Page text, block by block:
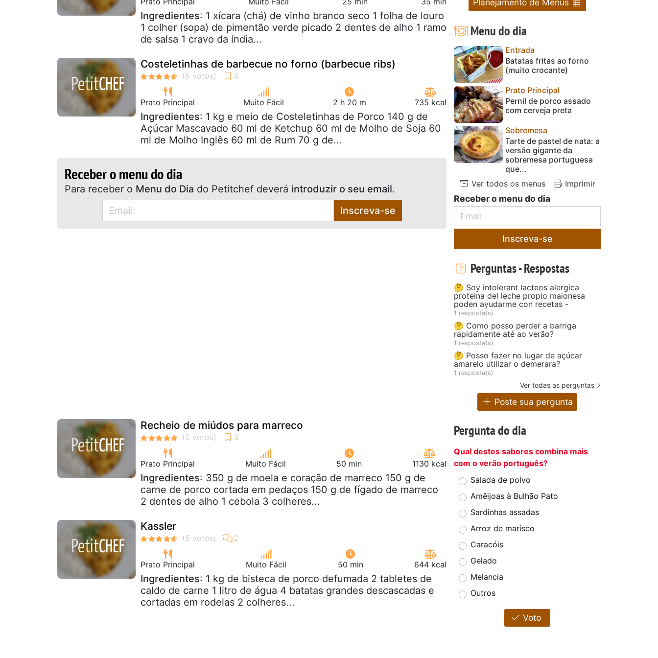
Ingredientes: 1 xícara (chá) de vinho branco seco 1 folha de louro
1 colher (sopa) de pimentão verde picado 2 dentes de alho 1 ramo
de salsa 1 cravo da índia...
Costeletinhas de barbecue no forno (barbecue ribs)
Prato Principal Muito Fácil 2 h 20 m 735 kcal
Ingredientes: 1 kg e meio de Costeletinhas de Porco 140 g de
Açúcar Mascavado 60 ml de Ketchup 60 ml de Molho de Soja 60
ml de Molho Inglês 60 ml de Rum 70 g de...
Receber o menu do dia
Para receber o Menu do Dia do Petitchef deverá introduzir o seu email.
Inscreva-se
Recheio de miúdos para marreco
Prato Principal Muito Fácil 50 min 1130 kcal
Ingredientes: 350 g de moela e coração de marreco 150 g de
carne de porco cortada em pedaços 150 g de fígado de marreco
2 dentes de alho 1 cebola 3 colheres...
Kassler
Prato Principal Muito Fácil 50 min 644 kcal
Ingredientes: 1 kg de bisteca de porco defumada 2 tabletes de
caldo de carne 1 litro de água 4 batatas grandes descascadas e
cortadas em rodelas 2 colheres...
Menu do dia
Entrada
Batatas fritas ao forno
(muito crocante)
Prato Principal
Pernil de porco assado
com cerveja preta
Sobremesa
Tarte de pastel de nata: a
versão gigante da
sobremesa portuguesa
que...
Ver todos os menus
Imprimir
Receber o menu do dia
Inscreva-se
Perguntas - Respostas
🤔 Soy intolerant lacteos alergica
proteina del leche propio maionesa
poden ayudarme con recetas -
1 resposta(s)
🤔 Como posso perder a barriga
rapidamente até ao verão?
1 resposta(s)
🤔 Posso fazer no lugar de açúcar
amarelo utilizar o demerara?
1 resposta(s)
Ver todas as perguntas
Poste sua pergunta
Pergunta do dia
Qual destes sabores combina mais
com o verão português?
Salada de polvo
Amêijoas à Bulhão Pato
Sardinhas assadas
Arroz de marisco
Caracóis
Gelado
Melancia
Outros
Voto